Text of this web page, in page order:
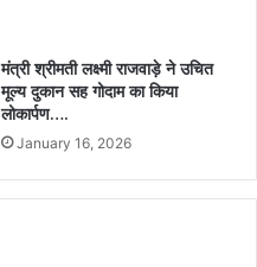
मंत्री श्रीमती लक्ष्मी राजवाड़े ने उचित
मूल्य दुकान सह गोदाम का किया
लोकार्पण….
January 16, 2026